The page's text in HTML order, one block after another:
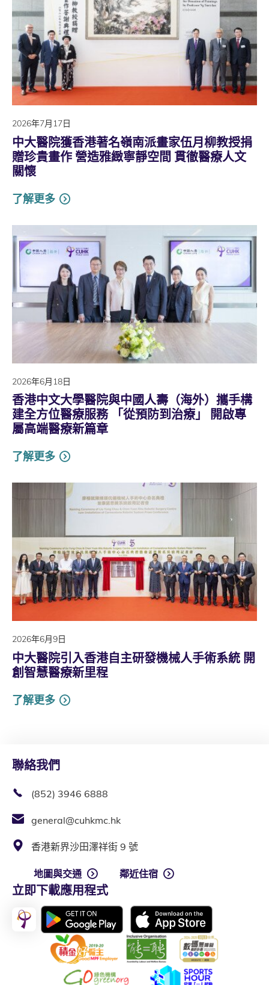
2026年7月17日
中大醫院獲香港著名嶺南派畫家伍月柳教授捐
贈珍貴畫作 營造雅緻寧靜空間 貫徹醫療人文
關懷
了解更多
2026年6月18日
香港中文大學醫院與中國人壽（海外）攜手構
建全方位醫療服務 「從預防到治療」 開啟專
屬高端醫療新篇章
了解更多
2026年6月9日
中大醫院引入香港自主研發機械人手術系統 開
創智慧醫療新里程
了解更多
聯絡我們
(852) 3946 6888
general@cuhkmc.hk
香港新界沙田澤祥街 9 號
地圖與交通 鄰近住宿
立即下載應用程式